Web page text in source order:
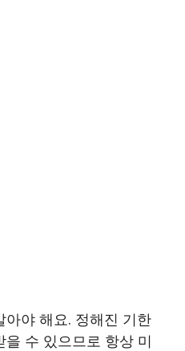
야 해요. 정해진 기한
수 있으므로 항상 미